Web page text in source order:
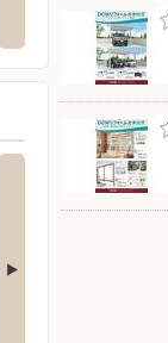
口大坪町80-1 稲沢パール
店